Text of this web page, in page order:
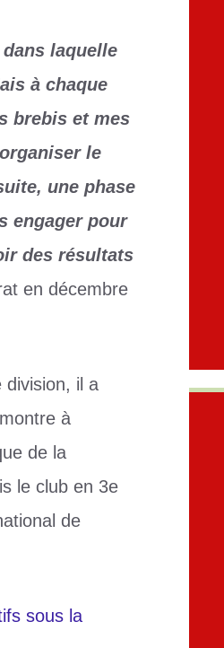
dans laquelle
à chaque
brebis et mes
le
une phase
engager pour
des résultats
en décembre
division, il a
à
de la
le club en 3e
de
sous la